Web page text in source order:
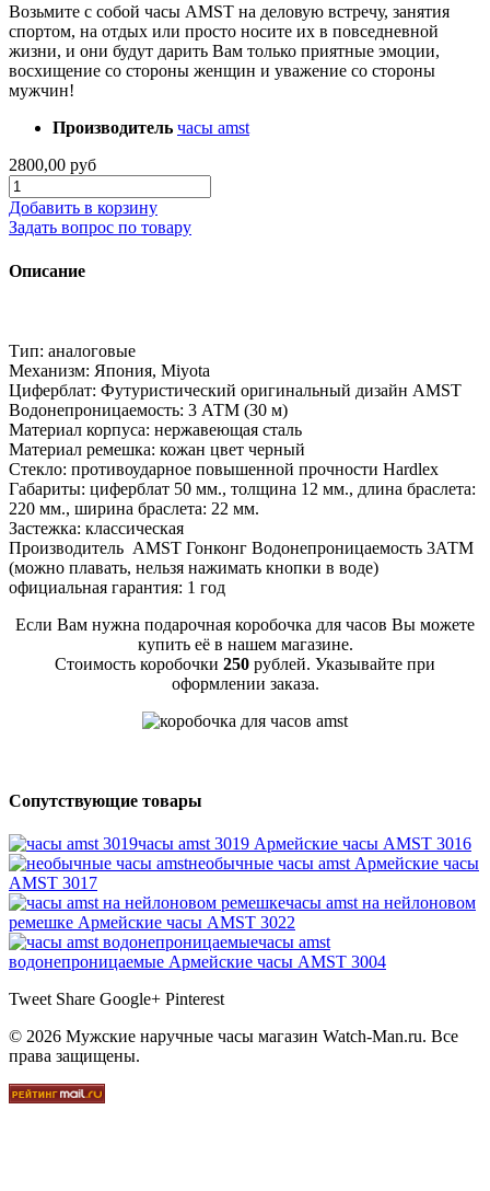
Возьмите с собой часы AMST на деловую встречу, занятия
спортом, на отдых или просто носите их в повседневной
жизни, и они будут дарить Вам только приятные эмоции,
восхищение со стороны женщин и уважение со стороны
мужчин!
Производитель часы amst
2800,00 руб
Добавить в корзину
Задать вопрос по товару
Описание
Тип: аналоговые
Механизм: Япония, Miyota
Циферблат: Футуристический оригинальный дизайн AMST
Водонепроницаемость: 3 АТМ (30 м)
Материал корпуса: нержавеющая сталь
Материал ремешка: кожан цвет черный
Стекло: противоударное повышенной прочности Hardlex
Габариты: циферблат 50 мм., толщина 12 мм., длина браслета:
220 мм., ширина браслета: 22 мм.
Застежка: классическая
Производитель AMST Гонконг Водонепроницаемость 3АТМ
(можно плавать, нельзя нажимать кнопки в воде)
официальная гарантия: 1 год
Если Вам нужна подарочная коробочка для часов Вы можете
купить её в нашем магазине.
Стоимость коробочки 250 рублей. Указывайте при
оформлении заказа.
Сопутствующие товары
часы amst 3019 Армейские часы AMST 3016
необычные часы amst Армейские часы
AMST 3017
часы amst на нейлоновом
ремешке Армейские часы AMST 3022
часы amst
водонепроницаемые Армейские часы AMST 3004
Tweet Share Google+ Pinterest
© 2026 Мужские наручные часы магазин Watch-Man.ru. Все
права защищены.